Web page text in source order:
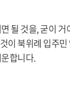
될 것을, 굳이
이 북위례 입주
합니다.